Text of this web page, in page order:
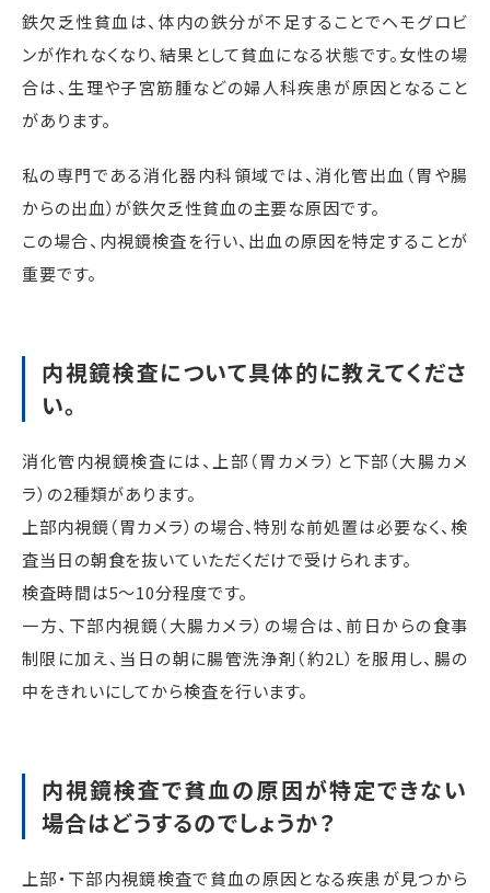
鉄欠乏性貧血は、体内の鉄分が不足することでヘモグロビ
ンが作れなくなり、結果として貧血になる状態です。女性の場
合は、生理や子宮筋腫などの婦人科疾患が原因となること
があります。
私の専門である消化器内科領域では、消化管出血（胃や腸
からの出血）が鉄欠乏性貧血の主要な原因です。
この場合、内視鏡検査を行い、出血の原因を特定することが
重要です。
内視鏡検査について具体的に教えてくださ
い。
消化管内視鏡検査には、上部（胃カメラ）と下部（大腸カメ
ラ）の2種類があります。
上部内視鏡（胃カメラ）の場合、特別な前処置は必要なく、検
査当日の朝食を抜いていただくだけで受けられます。
検査時間は5～10分程度です。
一方、下部内視鏡（大腸カメラ）の場合は、前日からの食事
制限に加え、当日の朝に腸管洗浄剤（約2L）を服用し、腸の
中をきれいにしてから検査を行います。
内視鏡検査で貧血の原因が特定できない
場合はどうするのでしょうか？
上部・下部内視鏡検査で貧血の原因となる疾患が見つから